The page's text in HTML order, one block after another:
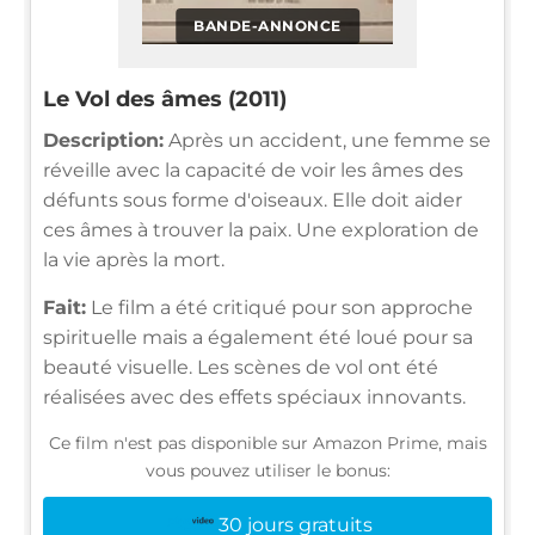
BANDE-ANNONCE
Le Vol des âmes (2011)
Description: Après un accident, une femme se
réveille avec la capacité de voir les âmes des
défunts sous forme d'oiseaux. Elle doit aider
ces âmes à trouver la paix. Une exploration de
la vie après la mort.
Fait: Le film a été critiqué pour son approche
spirituelle mais a également été loué pour sa
beauté visuelle. Les scènes de vol ont été
réalisées avec des effets spéciaux innovants.
Ce film n'est pas disponible sur Amazon Prime, mais
vous pouvez utiliser le bonus:
30 jours gratuits